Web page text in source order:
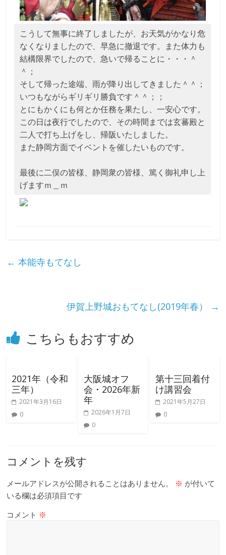
こうして無事に終了しましたが、お天気がかなり危
なくなりましたので、早急に撤退です。また体力も
結構限界でしたので、急いで帰ることに・・・＾
＾；
そして帰った途端、雨が降り出してきました＾＾；
いつもながらギリギリ勝負です＾＾；；
とにもかくにも何とか任務を果たし、一安心です。
この日は夜行でしたので、その時間までは玄蕃殿と
二人で打ち上げをし、帰阪いたしました。
また静岡方面でイベントを催したいものです。
最後に二俣の皆様、静岡衆の皆様、篤く御礼申し上
げますｍ＿ｍ
← 本能寺もてなし
伊賀上野城おもてなし(2019年春） →
こちらもおすすめ
2021年（令和
三年）
2021年3月16日
0
大阪城オフ
会・2026年新
年
2026年1月7日
0
第十三回着付
け講習会
2021年5月27日
0
コメントを残す
メールアドレスが公開されることはありません。 ※ が付いて
いる欄は必須項目です
コメント ※